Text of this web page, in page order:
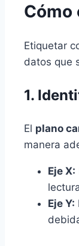
Cómo
Etiquetar
datos que
1.
El plano
manera
Eje X:
Eje Y: